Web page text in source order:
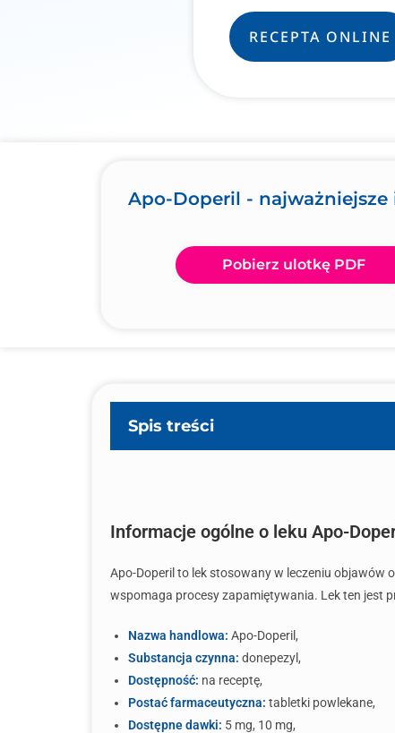
RECEPTA ONLINE
Apo-Doperil -
Pobierz ulotkę PDF
Spis treści
Informacje ogólne o leku Apo-
Apo-Doperil to lek stosowany w leczeniu objawów
wspomaga procesy zapamiętywania. Lek ten jest
Nazwa handlowa: Apo-Doperil,
Substancja czynna: donepezyl,
Dostępność: na receptę,
Postać farmaceutyczna: tabletki powlekane,
Dostępne dawki: 5 mg, 10 mg,